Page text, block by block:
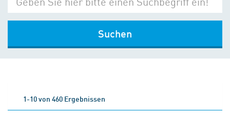
Suchen
1-10 von 460 Ergebnissen